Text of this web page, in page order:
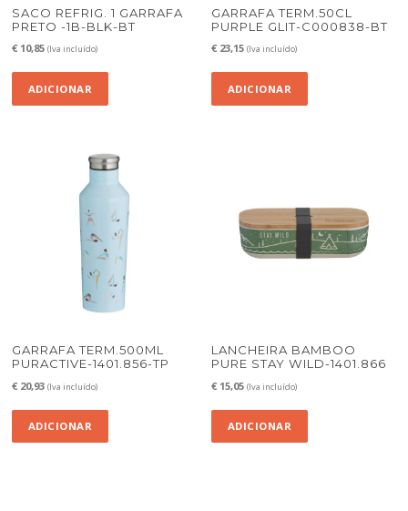
SACO REFRIG. 1 GARRAFA
PRETO -1B-BLK-BT
€ 10,85 (Iva incluído)
ADICIONAR
GARRAFA TERM.50CL
PURPLE GLIT-C000838-BT
€ 23,15 (Iva incluído)
ADICIONAR
GARRAFA TERM.500ML
PURACTIVE-1401.856-TP
€ 20,93 (Iva incluído)
ADICIONAR
LANCHEIRA BAMBOO
PURE STAY WILD-1401.866
€ 15,05 (Iva incluído)
ADICIONAR